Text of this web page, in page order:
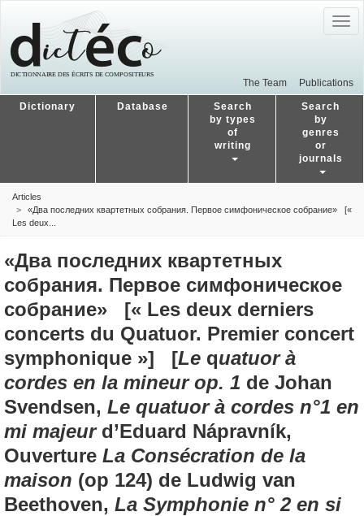
The Team Publications
Dictionary Database
Search
by types
of
writing
Search
by
genres
or
journals
Articles
«Два последних квартетных собрания. Первое симфоническое собрание» [«
Les deux...
«Два последних квартетных
собрания. Первое симфоническое
собрание» [« Les deux derniers
concerts du Quatuor. Premier concert
symphonique »] [Le quatuor à
cordes en la mineur op. 1 de Johan
Svendsen, Le quatuor à cordes n°1 en
mi majeurd’Eduard Nápravník,
Ouverture La Consécration de la
maison (op 124) de Ludwig van
Beethoven, La Symphonie n° 2 en si